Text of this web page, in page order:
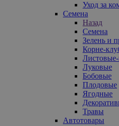
Уход за
Семена
Назад
Семена
Зелень и
Корне-
Луковые
Бобовые
Плодовые
Ягодные
Травы
Автотовары